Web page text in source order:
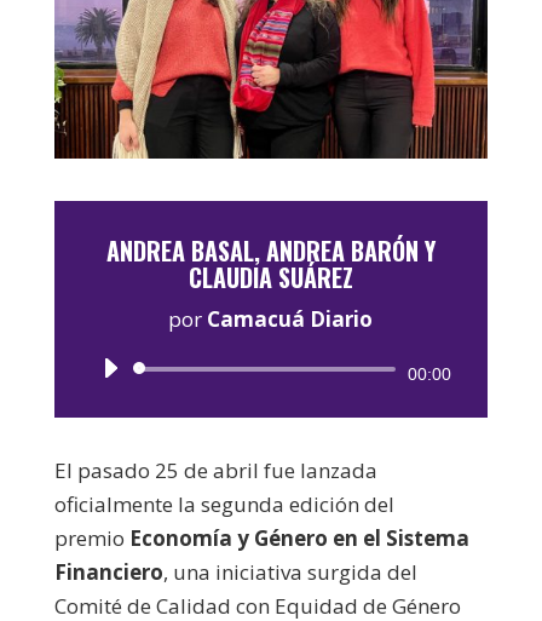
ANDREA BASAL, ANDREA BARÓN Y
CLAUDIA SUÁREZ
por Camacuá Diario
Reproductor
00:00
El pasado 25 de abril fue lanzada
oficialmente la segunda edición del
premio Economía y Género en el Sistema
Financiero, una iniciativa surgida del
Comité de Calidad con Equidad de Género